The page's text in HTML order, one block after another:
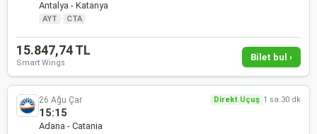
Antalya - Katanya
AYT · CTA
15.847,74 TL
Smart Wings
Bilet bul ›
26 Ağu Çar Direkt Uçuş 1 sa 30 dk
15:15
Adana - Catania